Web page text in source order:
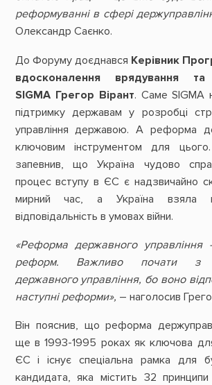
реформуванні в сфері
Олександр Саєнко.
До Форуму доєднався Керівник
вдосконалення врядування
SIGMA Грегор Вірант. Саме SIGMA
підтримку державам у розробці
управління державою. А реформа
ключовим інструментом для
запевнив, що Україна чудово
процес вступу в ЄС є надзвичайно
мирний час, а Україна взяла
відповідальність в умовах війни.
«Реформа державного управління
реформ. Важливо почати з
державного управління, бо воно
наступні реформи», – наголосив
Він пояснив, що реформа
ще в 1993-1995 роках як ключова
ЄС і існує спеціальна рамка для
кандидата, яка містить 32